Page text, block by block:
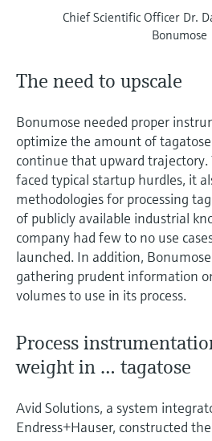
Chief Scientific Officer Dr.
Bonumose
The need to upscale
Bonumose needed proper
optimize the amount of
continue that upward trajectory.
faced typical startup hurdles, it
methodologies for processing
of publicly available industrial
company had few to no use
launched. In addition,
gathering prudent information
volumes to use in its process.
Process
weight in … tagatose
Avid Solutions, a system
Endress+Hauser, constructed